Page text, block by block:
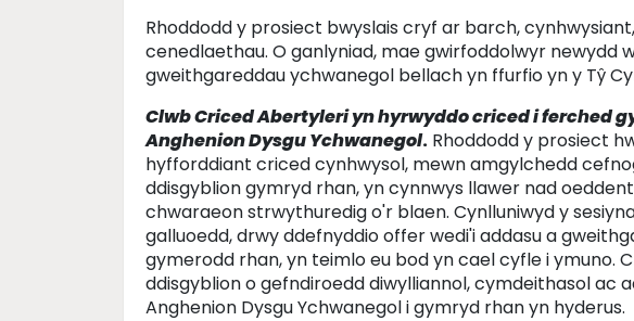
Rhoddodd y prosiect bwyslais cryf ar barch,
cenedlaethau. O ganlyniad, mae gwirfoddolwyr newydd
gweithgareddau ychwanegol bellach yn ffurfio yn y Tŷ
Clwb Criced Abertyleri yn hyrwyddo criced i ferched
Anghenion Dysgu Ychwanegol. Rhoddodd y prosiect
hyfforddiant criced cynhwysol, mewn amgylchedd
ddisgyblion gymryd rhan, yn cynnwys llawer nad
chwaraeon strwythuredig o'r blaen. Cynlluniwyd y
galluoedd, drwy ddefnyddio offer wedi'i addasu a
gymerodd rhan, yn teimlo eu bod yn cael cyfle i ymuno.
ddisgyblion o gefndiroedd diwylliannol, cymdeithasol ac
Anghenion Dysgu Ychwanegol i gymryd rhan yn hyderus.